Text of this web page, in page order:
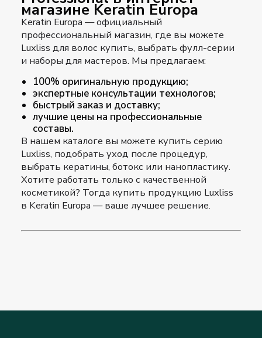
магазине Keratin Europa
Keratin Europa — официальный
профессиональный магазин, где вы можете
Luxliss для волос купить, выбрать фулл-серии
и наборы для мастеров. Мы предлагаем:
100% оригинальную продукцию;
экспертные консультации технологов;
быстрый заказ и доставку;
лучшие цены на профессиональные
составы.
В нашем каталоге вы можете купить серию
Luxliss, подобрать уход после процедур,
выбрать кератины, ботокс или нанопластику.
Хотите работать только с качественной
косметикой? Тогда купить продукцию Luxliss
в Keratin Europa — ваше лучшее решение.